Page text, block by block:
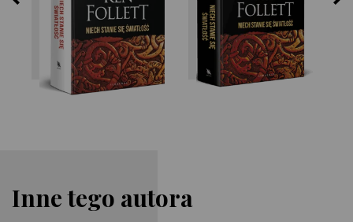
Inne tego autora